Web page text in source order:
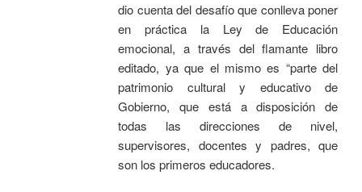
dio cuenta del desafío que conlleva poner
en práctica la Ley de Educación
emocional, a través del flamante libro
editado, ya que el mismo es “parte del
patrimonio cultural y educativo de
Gobierno, que está a disposición de
todas las direcciones de nivel,
supervisores, docentes y padres, que
son los primeros educadores.